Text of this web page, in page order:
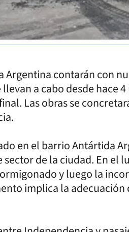
Argentina contarán con
a cabo desde hace
Las obras se
en el barrio Antártida
de la ciudad. En el
y luego la
implica la adecuación